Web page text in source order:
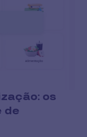
os
de